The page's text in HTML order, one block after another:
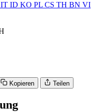
IT ID KO PL CS TH BN VI
Kopieren Teilen